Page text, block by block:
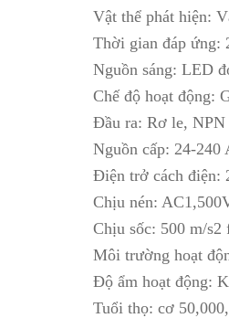
Vật thể phát hiện:
Thời gian đáp ứng:
Nguồn sáng: LED
Chế độ hoạt động:
Đầu ra: Rơ le, NPN
Nguồn cấp: 24-
Điện trở cách
Chịu nén:
Chịu sốc: 500 m/
Môi trường hoạt
Độ ẩm hoạt động:
Tuổi thọ: cơ